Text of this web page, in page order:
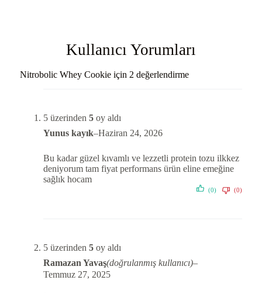
Kullanıcı Yorumları
Nitrobolic Whey Cookieiçin 2 değerlendirme
5 üzerinden 5oy aldı
Yunus kayık–Haziran 24, 2026
Bu kadar güzel kıvamlı ve lezzetli protein tozu ilkkez
deniyorum tam fiyat performans ürün eline emeğine
sağlık hocam
(0) (0)
5 üzerinden 5oy aldı
Ramazan Yavaş(doğrulanmış kullanıcı)–
Temmuz 27, 2025